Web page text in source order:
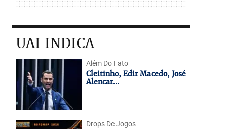
UAI INDICA
Além Do Fato
Cleitinho, Edir Macedo, José
Alencar...
Drops De Jogos